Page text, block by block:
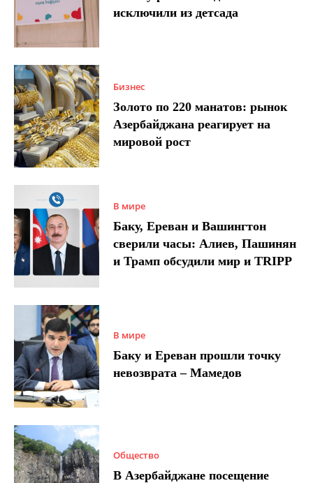
исключили из детсада
Бизнес
Золото по 220 манатов: рынок
Азербайджана реагирует на
мировой рост
В мире
Баку, Ереван и Вашингтон
сверили часы: Алиев, Пашинян
и Трамп обсудили мир и TRIPP
В мире
Баку и Ереван прошли точку
невозврата – Мамедов
Общество
В Азербайджане посещение